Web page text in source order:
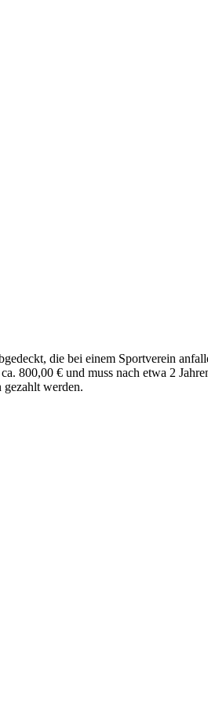
die bei einem Sportverein
800,00 € und muss nach etwa 2
gezahlt werden.